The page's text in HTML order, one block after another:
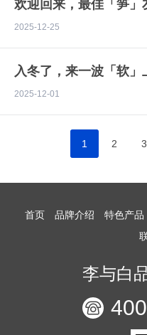
欢迎回来，最佳「笋」
2025 12-25
入冬了，来一波「软」
2025 12-01
1 2 3
首页 品牌介绍 特色产品
李与白